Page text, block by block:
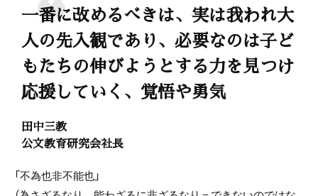
一番に改めるべきは、実は我われ大
人の先入観であり、必要なのは子ど
もたちの伸びようとする力を見つけ
応援していく、覚悟や勇気
田中三教
公文教育研究会社長
「不為也非不能也」